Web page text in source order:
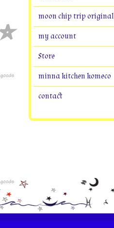
moon chip trip original
my account
Store
minna kitchen komeco
contact